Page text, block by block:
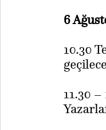
6
10.30
11.30